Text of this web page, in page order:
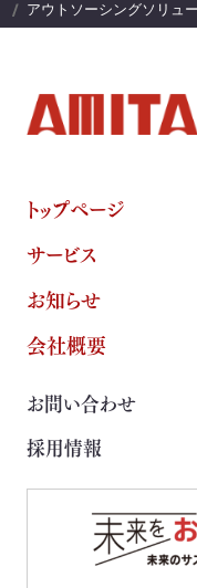
アウトソーシングソリュ
トップページ
サービス
お知らせ
会社概要
お問い合わせ
採用情報